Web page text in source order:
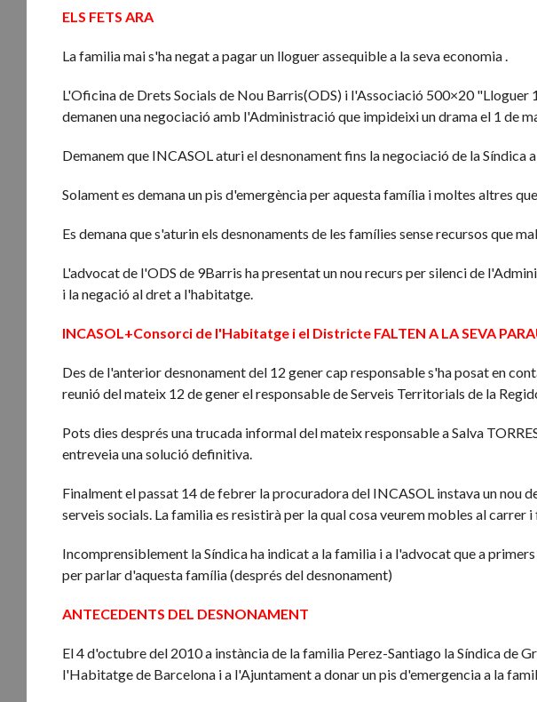
ELS FETS ARA
La familia mai s'ha negat a pagar un lloguer assequible a la seva economia .
L'Oficina de Drets Socials de Nou Barris(ODS) i l'Associació 500×20 "Lloguer
demanen una negociació amb l'Administració que impideixi un drama el 1 de
Demanem que INCASOL aturi el desnonament fins la negociació de la Síndica
Solament es demana un pis d'emergència per aquesta família i moltes altres
Es demana que s'aturin els desnonaments de les famílies sense recursos que
L'advocat de l'ODS de 9Barris ha presentat un nou recurs per silenci de
i la negació al dret a l'habitatge.
INCASOL+Consorci de l'Habitatge i el Districte FALTEN A LA SEVA
Des de l'anterior desnonament del 12 gener cap responsable s'ha posat en
reunió del mateix 12 de gener el responsable de Serveis Territorials de la
Pots dies després una trucada informal del mateix responsable a Salva
entreveia una solució definitiva.
Finalment el passat 14 de febrer la procuradora del INCASOL instava un nou
serveis socials. La familia es resistirà per la qual cosa veurem mobles al carrer
Incomprensiblement la Síndica ha indicat a la familia i a l'advocat que a
per parlar d'aquesta família (després del desnonament)
ANTECEDENTS DEL DESNONAMENT
El 4 d'octubre del 2010 a instància de la familia Perez-Santiago la Síndica de
l'Habitatge de Barcelona i a l'Ajuntament a donar un pis d'emergencia a la